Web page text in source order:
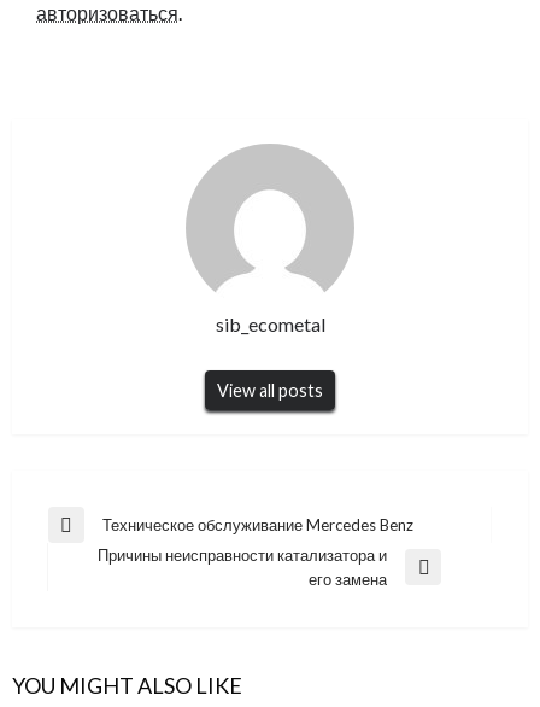
авторизоваться
sib_ecometal
View all posts
Навигация
Previous
Техническое обслуживание Mercedes Benz
Причины неисправности катализатора и
его замена
YOU MIGHT ALSO LIKE